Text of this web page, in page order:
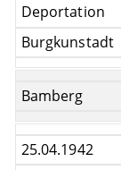
Deportation
Burgkunstadt
Bamberg
25.04.1942